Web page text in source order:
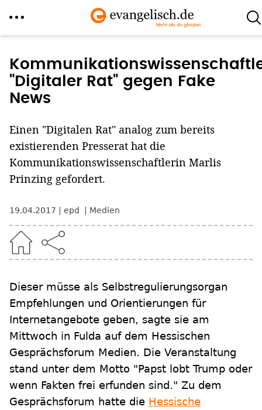
zum
Inhalt
"Digitaler Rat" gegen Fake
News
Einen "Digitalen Rat" analog zum bereits
existierenden Presserat hat die
Kommunikationswissenschaftlerin Marlis
Prinzing gefordert.
19.04.2017 epd Medien
Dieser müsse als Selbstregulierungsorgan
Empfehlungen und Orientierungen für
Internetangebote geben, sagte sie am
Mittwoch in Fulda auf dem Hessischen
Gesprächsforum Medien. Die Veranstaltung
stand unter dem Motto "Papst lobt Trump oder
wenn Fakten frei erfunden sind." Zu dem
Gesprächsforum hatte die Hessische